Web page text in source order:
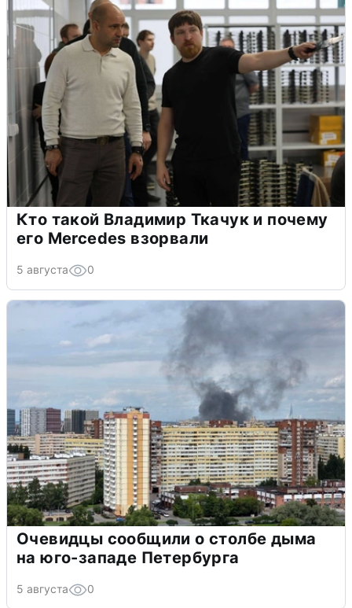
Кто такой Владимир Ткачук и почему
его Mercedes взорвали
5 августа 0
Очевидцы сообщили о столбе дыма
на юго-западе Петербурга
5 августа 0